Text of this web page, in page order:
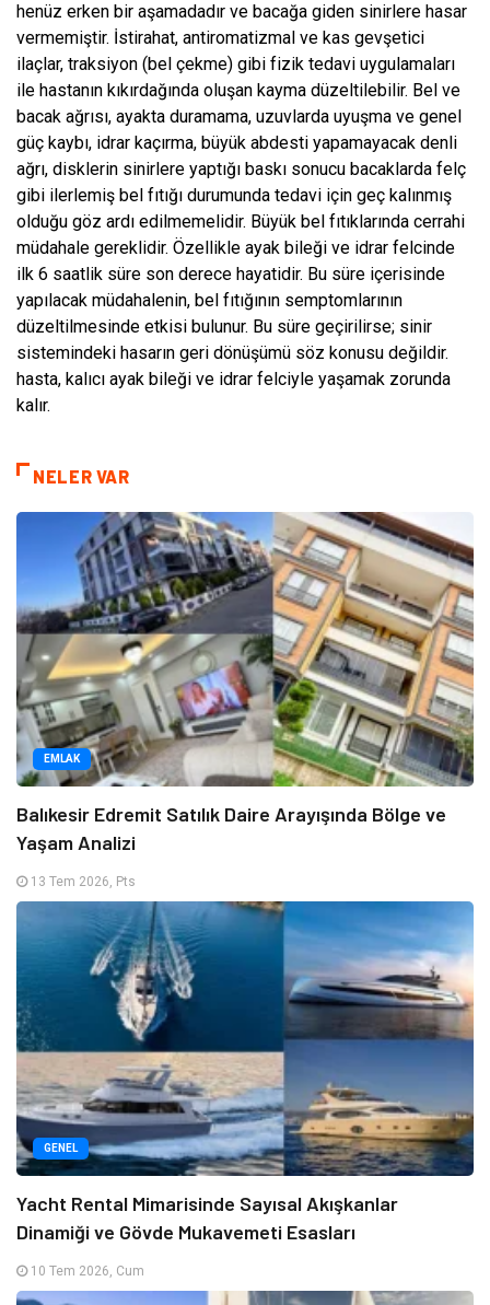
henüz erken bir aşamadadır ve bacağa giden sinirlere hasar
vermemiştir. İstirahat, antiromatizmal ve kas gevşetici
ilaçlar, traksiyon (bel çekme) gibi fizik tedavi uygulamaları
ile hastanın kıkırdağında oluşan kayma düzeltilebilir. Bel ve
bacak ağrısı, ayakta duramama, uzuvlarda uyuşma ve genel
güç kaybı, idrar kaçırma, büyük abdesti yapamayacak denli
ağrı, disklerin sinirlere yaptığı baskı sonucu bacaklarda felç
gibi ilerlemiş bel fıtığı durumunda tedavi için geç kalınmış
olduğu göz ardı edilmemelidir. Büyük bel fıtıklarında cerrahi
müdahale gereklidir. Özellikle ayak bileği ve idrar felcinde
ilk 6 saatlik süre son derece hayatidir. Bu süre içerisinde
yapılacak müdahalenin, bel fıtığının semptomlarının
düzeltilmesinde etkisi bulunur. Bu süre geçirilirse; sinir
sistemindeki hasarın geri dönüşümü söz konusu değildir.
hasta, kalıcı ayak bileği ve idrar felciyle yaşamak zorunda
kalır.
NELER VAR
EMLAK
Balıkesir Edremit Satılık Daire Arayışında Bölge ve
Yaşam Analizi
13 Tem 2026, Pts
GENEL
Yacht Rental Mimarisinde Sayısal Akışkanlar
Dinamiği ve Gövde Mukavemeti Esasları
10 Tem 2026, Cum